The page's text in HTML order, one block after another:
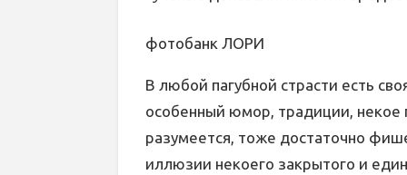
фотобанк ЛОРИ
В любой пагубной страсти есть
особенный юмор, традиции,
разумеется, тоже достаточно
иллюзии некоего закрытого и